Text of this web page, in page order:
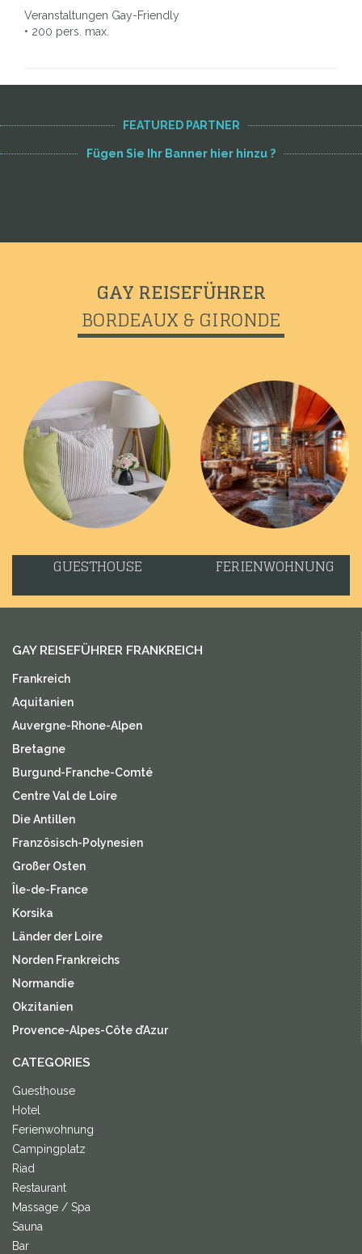
Veranstaltungen Gay-Friendly
• 200 pers. max.
FEATURED PARTNER
Fügen Sie Ihr Banner hier hinzu ?
GAY REISEFÜHRER
BORDEAUX & GIRONDE
GUESTHOUSE FERIENWOHNUNG
GAY REISEFÜHRER FRANKREICH
Frankreich
Aquitanien
Auvergne-Rhone-Alpen
Bretagne
Burgund-Franche-Comté
Centre Val de Loire
Die Antillen
Französisch-Polynesien
Großer Osten
Île-de-France
Korsika
Länder der Loire
Norden Frankreichs
Normandie
Okzitanien
Provence-Alpes-Côte d’Azur
CATEGORIES
Guesthouse
Hotel
Ferienwohnung
Campingplatz
Riad
Restaurant
Massage / Spa
Sauna
Bar